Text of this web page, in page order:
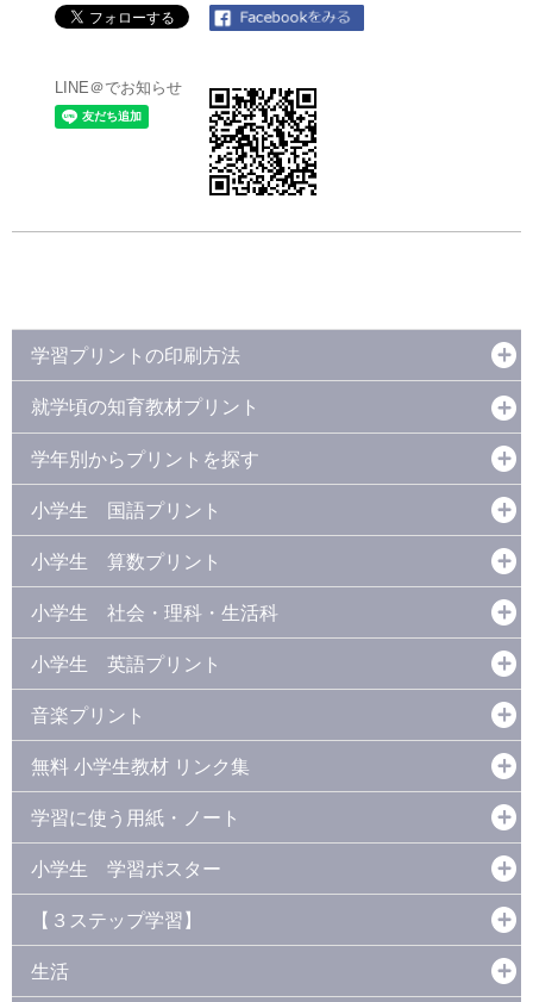
LINE＠でお知らせ
学習プリントの印刷方法
就学頃の知育教材プリント
学年別からプリントを探す
小学生 国語プリント
小学生 算数プリント
小学生 社会・理科・生活科
小学生 英語プリント
音楽プリント
無料 小学生教材 リンク集
学習に使う用紙・ノート
小学生 学習ポスター
【３ステップ学習】
生活